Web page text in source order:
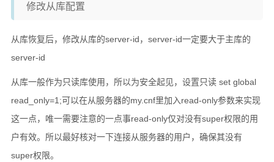
修改从库配置
从库恢复后，修改从库的server-id，server-id一定要大于主库的
server-id
从库一般作为只读库使用，所以为安全起见，设置只读 set global
read_only=1;可以在从服务器的my.cnf里加入read-only参数来实现
这一点，唯一需要注意的一点事read-only仅对没有super权限的用
户有效。所以最好核对一下连接从服务器的用户，确保其没有
super权限。